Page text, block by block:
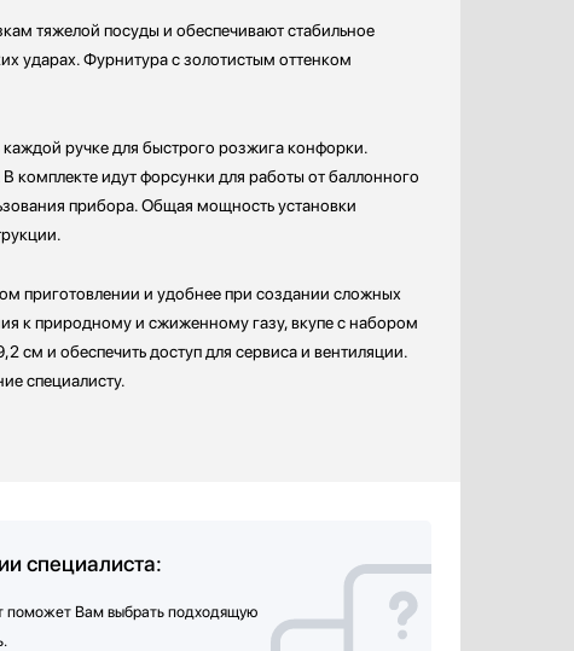
тяжелой посуды и обеспечивают стабильное
ударах. Фурнитура с золотистым оттенком
ручке для быстрого розжига конфорки.
комплекте идут форсунки для работы от баллонного
прибора. Общая мощность установки
приготовлении и удобнее при создании сложных
к природному и сжиженному газу, вкупе с набором
см и обеспечить доступ для сервиса и вентиляции.
специалисту.
специалиста:
поможет Вам выбрать подходящую